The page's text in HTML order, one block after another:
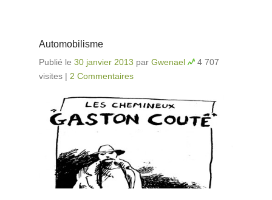
Automobilisme
Publié le 30 janvier 2013 par Gwenael
4 707
visites | 2 Commentaires